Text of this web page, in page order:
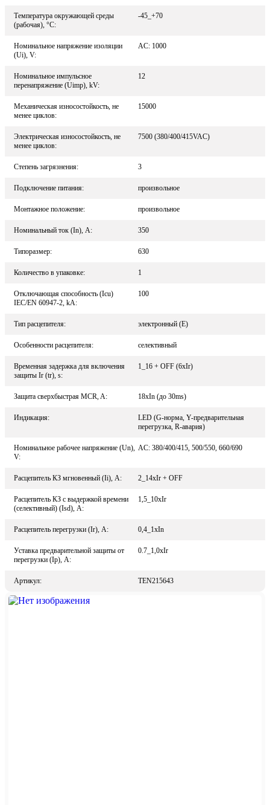
Температура окружающей среды
(рабочая), °С:
-45_+70
Номинальное напряжение изоляции
(Ui), V:
AC: 1000
Номинальное импульсное
перенапряжение (Uimp), kV:
12
Механическая износостойкость, не
менее циклов:
15000
Электрическая износостойкость, не
менее циклов:
7500 (380/400/415VAC)
Степень загрязнения: 3
Подключение питания: произвольное
Монтажное положение: произвольное
Номинальный ток (In), A: 350
Типоразмер: 630
Количество в упаковке: 1
Отключающая способность (Icu)
IEC/EN 60947-2, kA:
100
Тип расцепителя: электронный (E)
Особенности расцепителя: селективный
Временная задержка для включения
защиты Ir (tr), s:
1_16 + OFF (6xIr)
Защита сверхбыстрая MCR, A: 18xIn (до 30ms)
Индикация:
LED (G-норма, Y-предварительная
перегрузка, R-авария)
Номинальное рабочее напряжение (Un),
V:
AC: 380/400/415, 500/550, 660/690
Расцепитель КЗ мгновенный (Ii), A: 2_14xIr + OFF
Расцепитель КЗ с выдержкой времени
(селективный) (Isd), A:
1,5_10xIr
Расцепитель перегрузки (Ir), A: 0,4_1xIn
Уставка предварительной защиты от
перегрузки (Ip), A:
0.7_1,0xIr
Артикул: TEN215643